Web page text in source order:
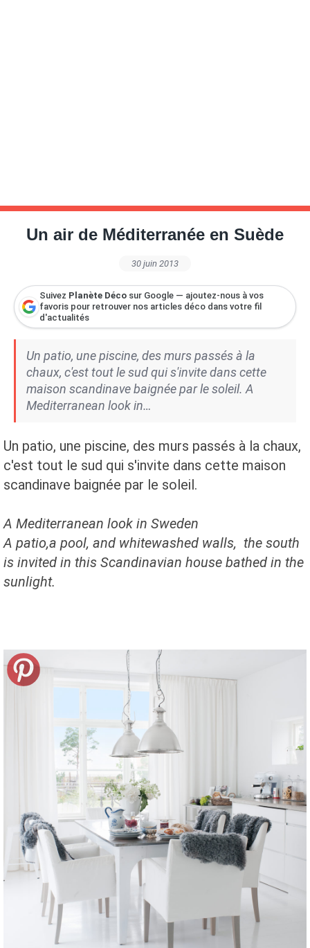
Un air de Méditerranée‎ en Suède
30 juin 2013
Suivez Planète Déco sur Google — ajoutez-nous à vos
favoris pour retrouver nos articles déco dans votre fil
d'actualités
Un patio, une piscine, des murs passés à la
chaux, c'est tout le sud qui s'invite dans cette
maison scandinave baignée par le soleil. A
Mediterranean look in…
Un patio, une piscine, des murs passés à la chaux,
c'est tout le sud qui s'invite dans cette maison
scandinave baignée par le soleil.
A Mediterranean look in Sweden
A patio,a pool, and whitewashed walls, the south
is invited in this Scandinavian house bathed in the
sunlight.